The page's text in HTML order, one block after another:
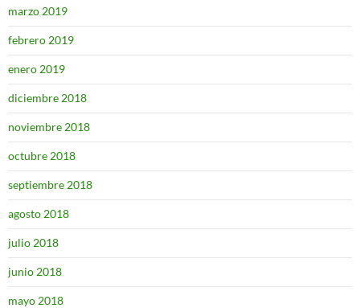
marzo 2019
febrero 2019
enero 2019
diciembre 2018
noviembre 2018
octubre 2018
septiembre 2018
agosto 2018
julio 2018
junio 2018
mayo 2018